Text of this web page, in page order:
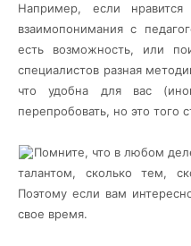
Например, если
взаимопонимания с
есть возможность, или
специалистов разная
что удобна для вас
перепробовать, но это того
Помните, что в любом
талантом, сколько тем,
Поэтому если вам
свое время.